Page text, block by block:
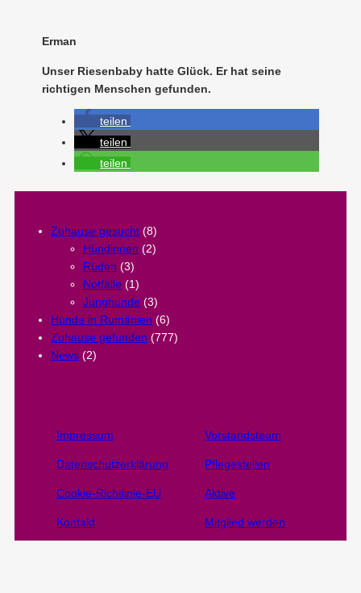
Erman
Unser Riesenbaby hatte Glück. Er hat seine
richtigen Menschen gefunden.
teilen
teilen
teilen
Zuhause gesucht (8)
Hündinnen (2)
Rüden (3)
Notfälle (1)
Junghunde (3)
Hunde in Rumänien (6)
Zuhause gefunden (777)
News (2)
Impressum Vorstandsteam
Datenschutzerklärung Pflegestellen
Cookie-Richtlinie-EU Aktive
Kontakt Mitglied werden